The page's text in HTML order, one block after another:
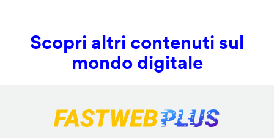
Scopri altri contenuti sul
mondo digitale